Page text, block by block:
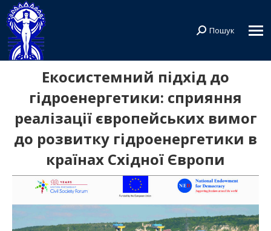
Search:
Пошук
Екосистемний підхід до
гідроенергетики: сприяння
реалізації європейських вимог
до розвитку гідроенергетики в
країнах Східної Європи